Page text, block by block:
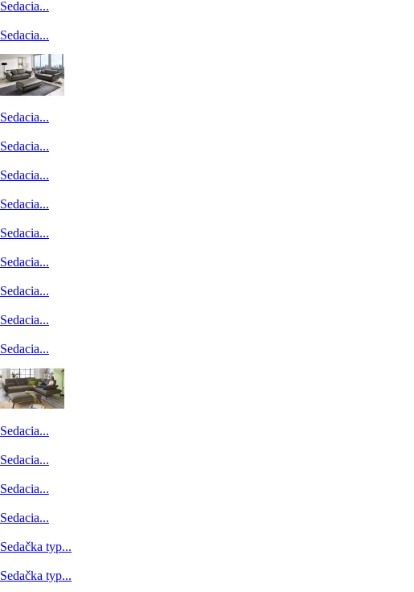
Sedacia...
Sedacia...
Sedacia...
Sedacia...
Sedacia...
Sedacia...
Sedacia...
Sedacia...